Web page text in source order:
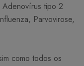
Adenovírus tipo 2
Parvovirose,
como todos os